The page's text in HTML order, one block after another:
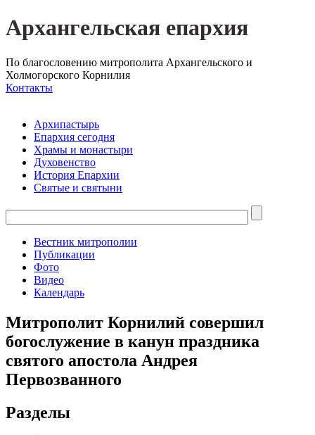
Архангельская епархия
По благословению митрополита Архангельского и
Холмогорского Корнилия
Контакты
Архипастырь
Епархия сегодня
Храмы и монастыри
Духовенство
История Епархии
Святые и святыни
Вестник митрополии
Публикации
Фото
Видео
Календарь
Митрополит Корнилий совершил
богослужение в канун праздника
святого апостола Андрея
Первозванного
Разделы